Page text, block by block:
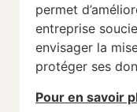
permet
entreprise
envisager la
protéger ses
Pour en savoir